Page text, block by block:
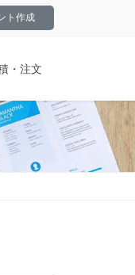
ト作成
・注文